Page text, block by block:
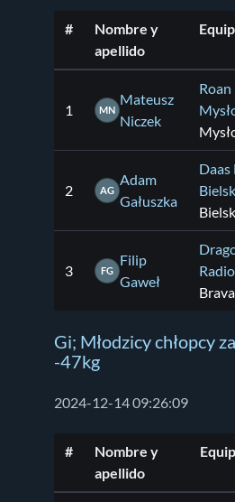
#
Nombre y
apellido
1 MN
Mateusz
Niczek
2 AG
Adam
Gałuszka
Daas
3 FG
Filip
Gaweł
Gi; Młodzicy chłopcy
-47kg
2024-12-14 09:26:09
#
Nombre y
apellido